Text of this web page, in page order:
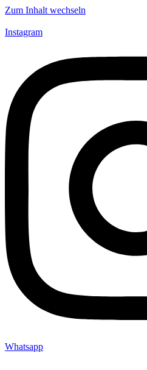
Zum Inhalt wechseln
Instagram
Whatsapp